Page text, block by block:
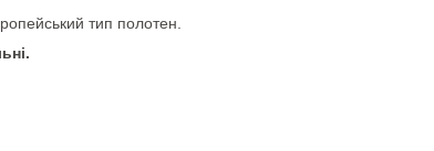
тип полотен.
.